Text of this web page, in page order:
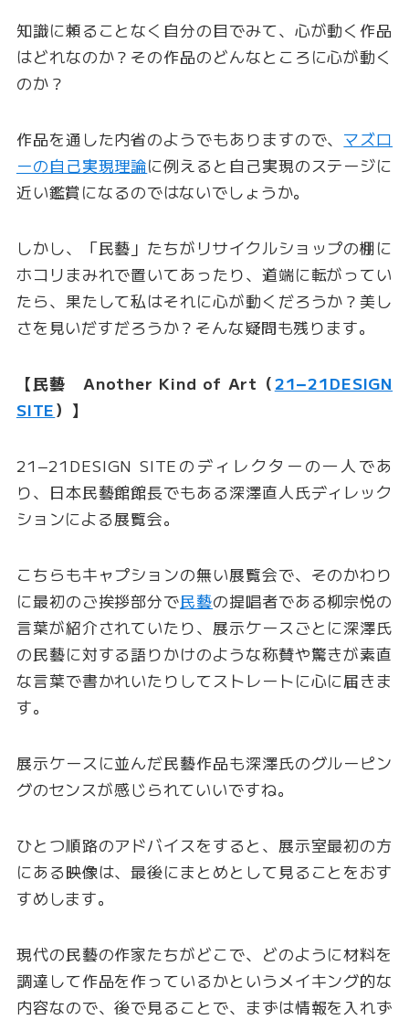
知識に頼ることなく自分の目でみて、心が動く作品
はどれなのか？その作品のどんなところに心が動く
のか？
作品を通した内省のようでもありますので、 マズロ
ーの自己実現理論に例えると自己実現のステージに
近い鑑賞になるのではないでしょうか。
しかし、「民藝」たちがリサイクルショップの棚に
ホコリまみれで置いてあったり、道端に転がってい
たら、果たして私はそれに心が動くだろうか？美し
さを見いだすだろうか？そんな疑問も残ります。
【民藝 Another Kind of Art（21−21DESIGN
SITE）】
21−21DESIGN SITEのディレクターの一人であ
り、日本民藝館館長でもある深澤直人氏ディレック
ションによる展覧会。
こちらもキャプションの無い展覧会で、そのかわり
に最初のご挨拶部分で民藝の提唱者である柳宗悦の
言葉が紹介されていたり、展示ケースごとに深澤氏
の民藝に対する語りかけのような称賛や驚きが素直
な言葉で書かれいたりしてストレートに心に届きま
す。
展示ケースに並んだ民藝作品も深澤氏のグルーピン
グのセンスが感じられていいですね。
ひとつ順路のアドバイスをすると、展示室最初の方
にある映像は、最後にまとめとして見ることをおす
すめします。
現代の民藝の作家たちがどこで、どのように材料を
調達して作品を作っているかというメイキング的な
内容なので、後で見ることで、まずは情報を入れず